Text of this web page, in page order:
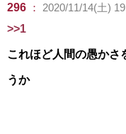
296 ：
2020/11/14(土)
>>1
これほど人間の愚かさ
うか